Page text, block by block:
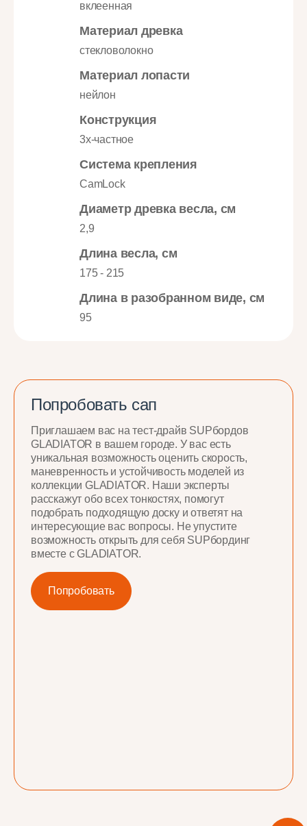
вклеенная
Материал древка
стекловолокно
Материал лопасти
нейлон
Конструкция
3х-частное
Система крепления
CamLock
Диаметр древка весла, см
2,9
Длина весла, см
175 - 215
Длина в разобранном виде, см
95
Попробовать сап
Приглашаем вас на тест-драйв SUPбордов
GLADIATOR в вашем городе. У вас есть
уникальная возможность оценить скорость,
маневренность и устойчивость моделей из
коллекции GLADIATOR. Наши эксперты
расскажут обо всех тонкостях, помогут
подобрать подходящую доску и ответят на
интересующие вас вопросы. Не упустите
возможность открыть для себя SUPбординг
вместе с GLADIATOR.
Попробовать